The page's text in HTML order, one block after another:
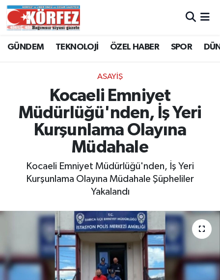
GÜNDEM TEKNOLOJİ ÖZEL HABER SPOR
ASAYİŞ
Kocaeli Emniyet
Müdürlüğü'nden, İş Yeri
Kurşunlama Olayına
Müdahale
Kocaeli Emniyet Müdürlüğü'nden, İş Yeri
Kurşunlama Olayına Müdahale Şüpheliler
Yakalandı
Trafik Durumu
Süper Lig Puan Durumu ve Fikstür
Tüm Manşetler
Son Dakika Haberleri
Haber Arşivi